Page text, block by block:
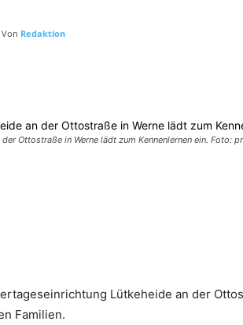
Von Redaktion
Ottostraße in Werne lädt zum Kennenlernen ein. Foto:
Lütkeheide an der
Familien.